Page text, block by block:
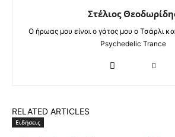
Στέλιος
Ο ήρωας μου είναι ο γάτος μου ο Τσάρλι
Psychedelic Trance
RELATED ARTICLES
Ειδήσεις